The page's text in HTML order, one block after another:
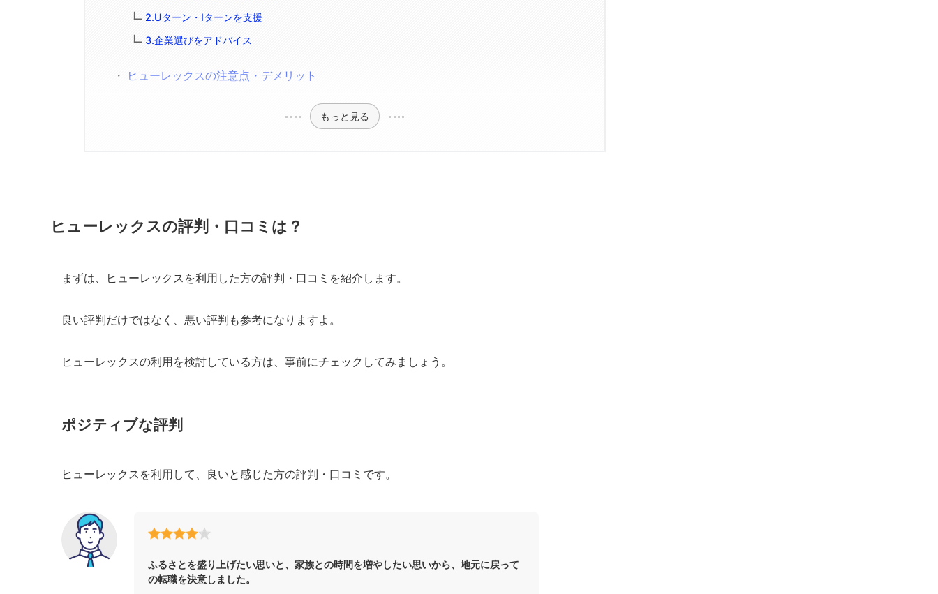
2.Uターン・Iターンを支援
3.企業選びをアドバイス
ヒューレックスの注意点・デメリット
もっと見る
ヒューレックスの評判・口コミは？
まずは、ヒューレックスを利用した方の評判・口コミを紹介します。
良い評判だけではなく、悪い評判も参考になりますよ。
ヒューレックスの利用を検討している方は、事前にチェックしてみましょう。
ポジティブな評判
ヒューレックスを利用して、良いと感じた方の評判・口コミです。
ふるさとを盛り上げたい思いと、家族との時間を増やしたい思いから、地元に戻って
の転職を決意しました。